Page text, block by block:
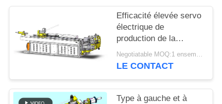
POLICY
Efficacité élevée servo
électrique de
production de la
cintreuse CNC65RES
de tube de commande
Negotiatable MOQ:1 ensemble
LE CONTACT
Type à gauche et à